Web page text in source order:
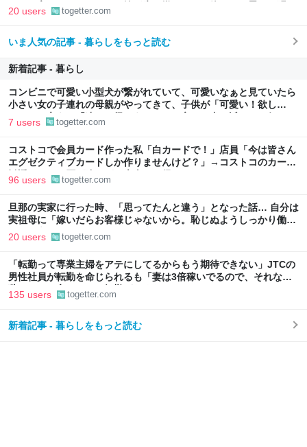
け」と言われていたので、嫁ぎ先で嫌われたら終わりと思い、張り
切っていた
20 users togetter.com
いま人気の記事 - 暮らしをもっと読む
新着記事 - 暮らし
コンビニで可愛い小型犬が繋がれていて、可愛いなぁと見ていたら
小さい女の子連れの母親がやってきて、子供が「可愛い！欲し
い！」と言うと「連れて帰ろうか？」と言って犬に近づいて行った
7 users togetter.com
コストコで会員カード作った私「白カードで！」店員「今は皆さん
エグゼクティブカードしか作りませんけど？」→コストコのカード
勧誘はやたら圧が強いが、本当にお得なの？
96 users togetter.com
旦那の実家に行った時、「思ってたんと違う」となった話… 自分は
実祖母に「嫁いだらお客様じゃないから。恥じぬようしっかり働
け」と言われていたので、嫁ぎ先で嫌われたら終わりと思い、張り
切っていた
20 users togetter.com
「転勤って専業主婦をアテにしてるからもう期待できない」JTCの
男性社員が転勤を命じられるも「妻は3倍稼いでるので、それなら
辞める」と言ったら、転勤がなくなった
135 users togetter.com
新着記事 - 暮らしをもっと読む